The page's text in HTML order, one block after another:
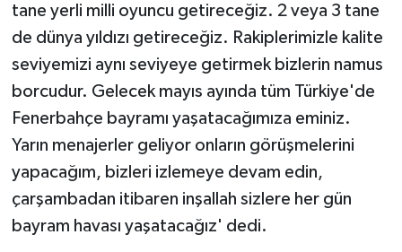
tane yerli milli oyuncu getireceğiz. 2 veya 3 tane
de dünya yıldızı getireceğiz. Rakiplerimizle kalite
seviyemizi aynı seviyeye getirmek bizlerin namus
borcudur. Gelecek mayıs ayında tüm Türkiye'de
Fenerbahçe bayramı yaşatacağımıza eminiz.
Yarın menajerler geliyor onların görüşmelerini
yapacağım, bizleri izlemeye devam edin,
çarşambadan itibaren inşallah sizlere her gün
bayram havası yaşatacağız' dedi.